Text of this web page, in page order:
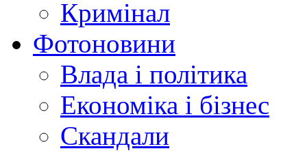
Кримінал
Фотоновини
Влада і політика
Економіка і бізнес
Скандали